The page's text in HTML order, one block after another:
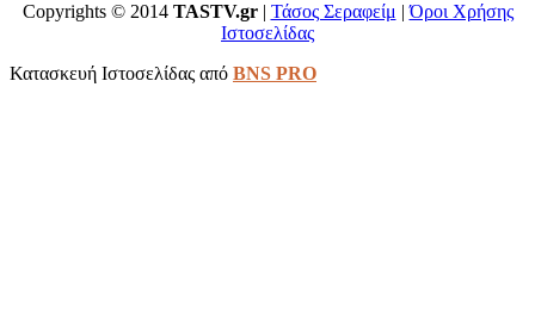
Copyrights © 2014 TASTV.gr| Τάσος Σεραφείμ |Όροι Χρήσης
Ιστοσελίδας
Κατασκευή Ιστοσελίδας από BNS PRO